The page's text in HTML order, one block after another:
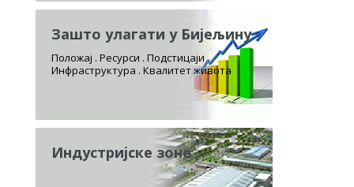
Зашто улагати у Бијељину
Положај . Ресурси . Подстицаји
Инфраструктура . Квалитет живота
Индустријске зоне